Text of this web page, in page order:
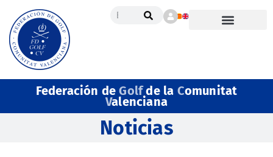
Federación deGolfde la Comunitat
Valenciana
Noticias